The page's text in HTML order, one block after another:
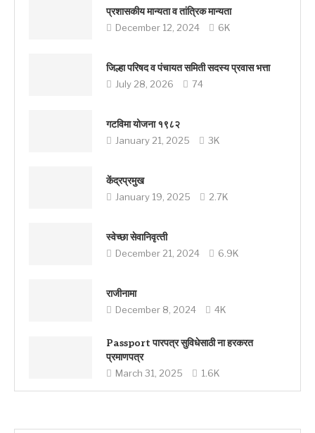
प्रशासकीय मान्यता व तांत्रिक मान्यता
December 12, 2024 6K
जिल्हा परिषद व पंचायत समिती सदस्य प्रवास भत्ता
July 28, 2026 74
गटविमा योजना १९८२
January 21, 2025 3K
केंद्रप्रमुख
January 19, 2025 2.7K
स्‍वेच्‍छा सेवानिवृत्‍ती
December 21, 2024 6.9K
राजीनामा
December 8, 2024 4K
Passport पारपत्र सुविधेसाठी ना हरकरत
प्रमाणपत्र
March 31, 2025 1.6K